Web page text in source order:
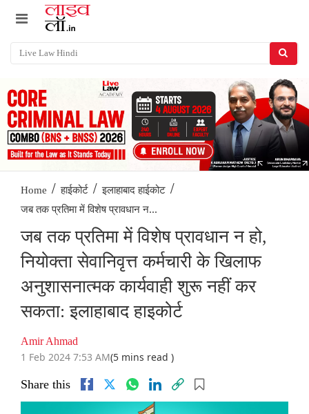
Home / हाईकोर्ट / इलाहाबाद हाईकोट /
जब तक प्रतिमा में विशेष प्रावधान न...
जब तक प्रतिमा में विशेष प्रावधान न हो,
नियोक्ता सेवानिवृत्त कर्मचारी के खिलाफ
अनुशासनात्मक कार्यवाही शुरू नहीं कर
सकता: इलाहाबाद हाइकोर्ट
Amir Ahmad
1 Feb 2024 7:53 AM(5 mins read )
Share this